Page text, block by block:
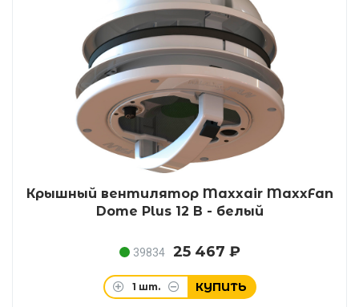
Крышный вентилятор Maxxair MaxxFan
Dome Plus 12 В - белый
39834 25 467 ₽
1 шт. КУПИТЬ